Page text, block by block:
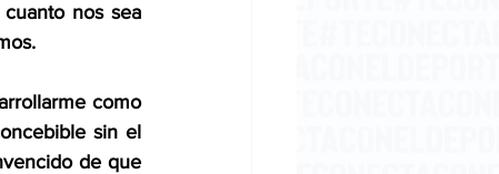
nos sea
como
sin el
de que